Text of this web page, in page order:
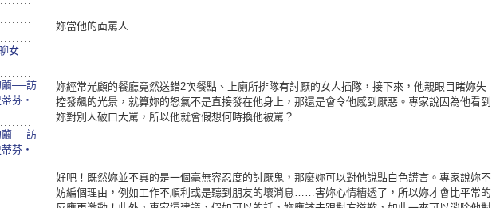
妳當他的面罵人
妳經常光顧的餐廳竟然送錯2次餐點、上廁所排隊有討厭的女人插隊，接下來，他親眼目睹妳失
控發飆的光景，就算妳的怒氣不是直接發在他身上，那還是會令他感到厭惡。專家說因為他看到
妳對別人破口大罵，所以他就會假想何時換他被罵？
好吧！既然妳並不真的是一個毫無容忍度的討厭鬼，那麼妳可以對他說點白色謊言。專家說妳不
妨編個理由，例如工作不順利或是聽到朋友的壞消息……害妳心情糟透了，所以妳才會比平常的
女
繭──訪
蒂芬‧
繭──訪
蒂芬‧